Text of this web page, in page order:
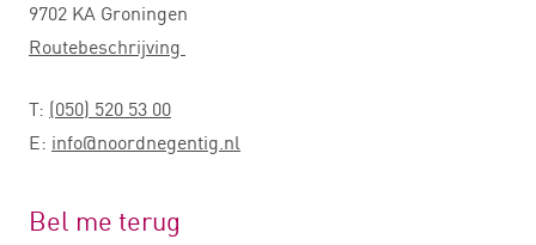
9702 KA Groningen
Routebeschrijving
T: (050) 520 53 00
E: info@noordnegentig.nl
Bel me terug